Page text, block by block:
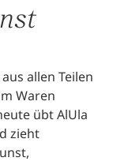
allen Teilen
Waren
übt AlUla
zieht